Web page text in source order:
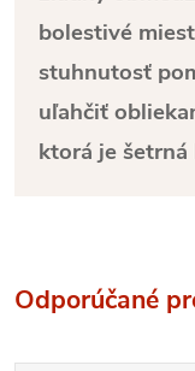
bolestivé
stuhnutosť
uľahčiť
ktorá je
Odporúčané